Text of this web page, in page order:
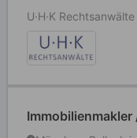
U·H·K